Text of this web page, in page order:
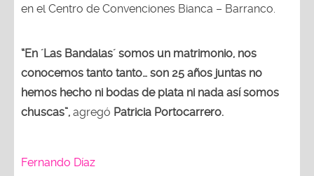
en el Centro de Convenciones Bianca – Barranco.
“En ´Las Bandalas´ somos un matrimonio, nos
conocemos tanto tanto… son 25 años juntas no
hemos hecho ni bodas de plata ni nada así somos
chuscas”, agregó Patricia Portocarrero.
Fernando Díaz